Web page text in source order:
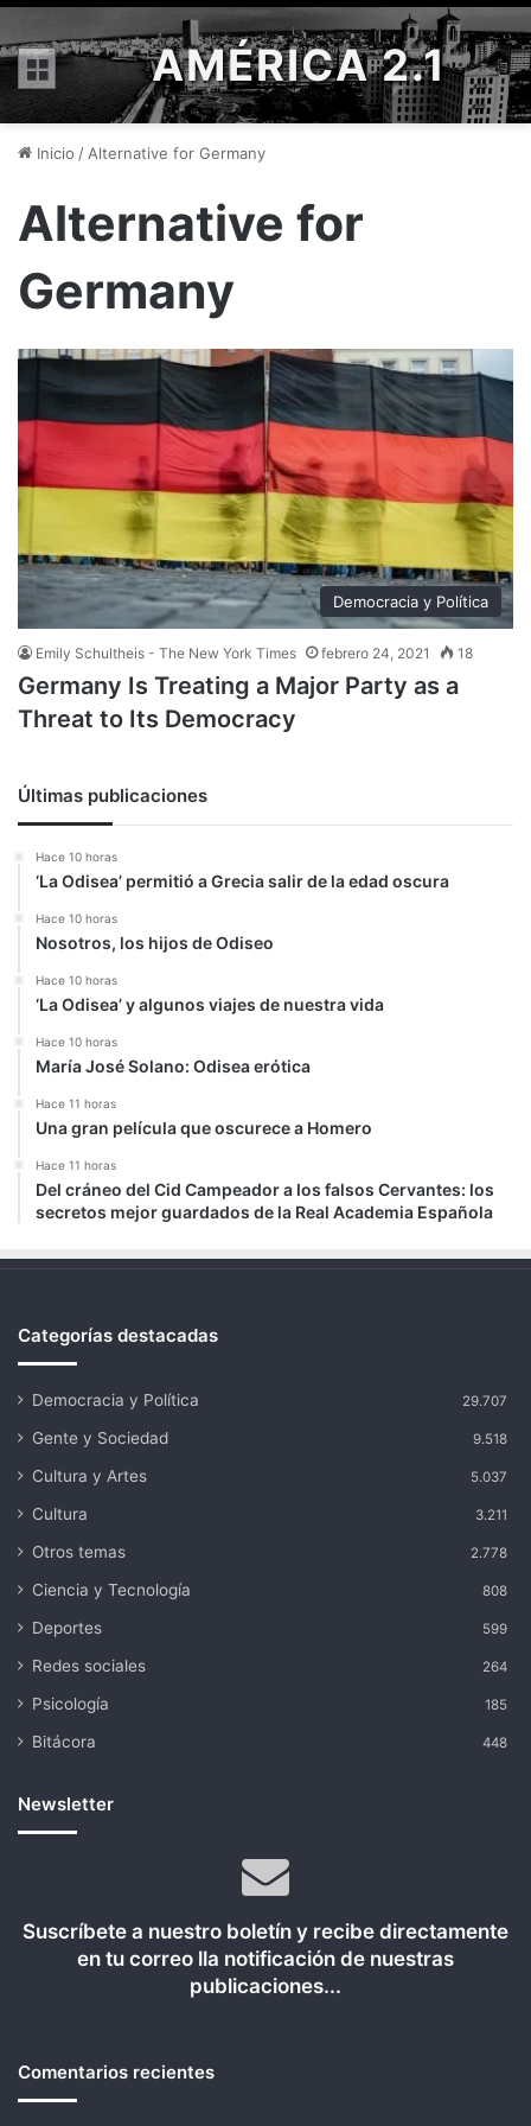
Menú AMÉRICA 2.1
Inicio / Alternative for Germany
Alternative for
Germany
Democracia y Política
Emily Schultheis - The New York Times febrero 24, 2021 18
Germany Is Treating a Major Party as a
Threat to Its Democracy
Últimas publicaciones
Hace 10 horas
‘La Odisea’ permitió a Grecia salir de la edad oscura
Hace 10 horas
Nosotros, los hijos de Odiseo
Hace 10 horas
‘La Odisea’ y algunos viajes de nuestra vida
Hace 10 horas
María José Solano: Odisea erótica
Hace 11 horas
Una gran película que oscurece a Homero
Hace 11 horas
Del cráneo del Cid Campeador a los falsos Cervantes: los
secretos mejor guardados de la Real Academia Española
Categorías destacadas
Democracia y Política 29.707
Gente y Sociedad 9.518
Cultura y Artes 5.037
Cultura 3.211
Otros temas 2.778
Ciencia y Tecnología 808
Deportes 599
Redes sociales 264
Psicología 185
Bitácora 448
Newsletter
Suscríbete a nuestro boletín y recibe directamente
en tu correo lla notificación de nuestras
publicaciones...
Comentarios recientes